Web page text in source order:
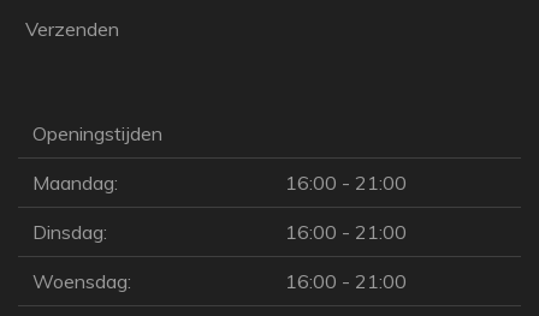
Verzenden
Openingstijden
Maandag: 16:00 - 21:00
Dinsdag: 16:00 - 21:00
Woensdag: 16:00 - 21:00